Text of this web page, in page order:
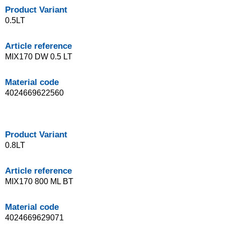
Product Variant
0.5LT
Article reference
MIX170 DW 0.5 LT
Material code
4024669622560
Product Variant
0.8LT
Article reference
MIX170 800 ML BT
Material code
4024669629071